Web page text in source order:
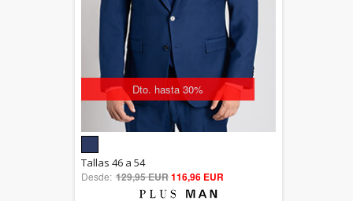
Dto. hasta 30%
out of 5
Tallas 46 a 54
Desde: 129,95 EUR116,96 EUR